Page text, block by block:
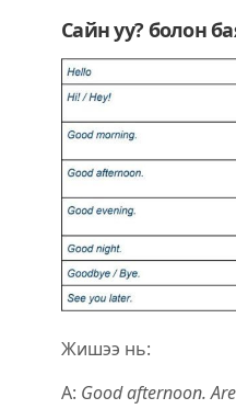
Сайн уу? болон
Жишээ нь:
A: Good afternoon.